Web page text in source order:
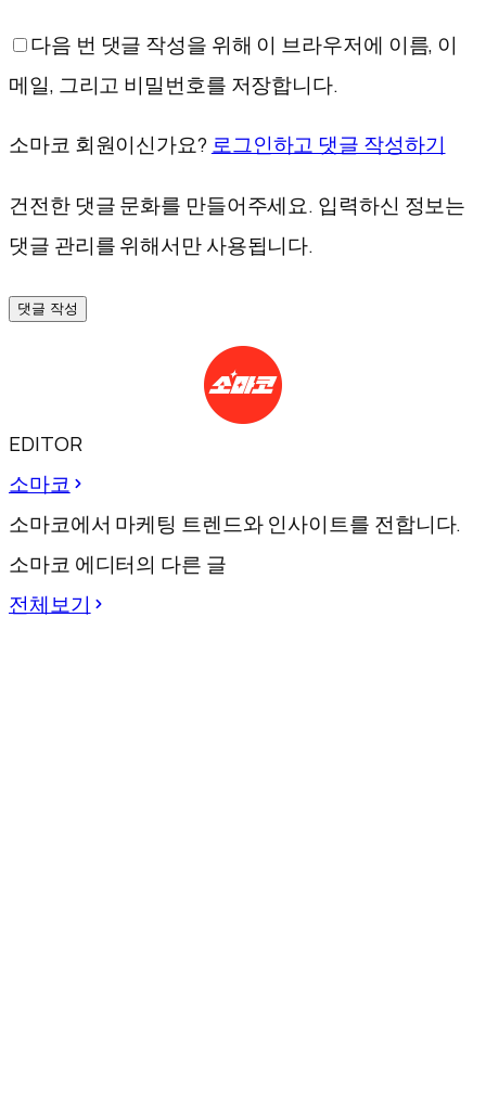
다음 번 댓글 작성을 위해 이 브라우저에 이름, 이
메일, 그리고 비밀번호를 저장합니다.
소마코 회원이신가요? 로그인하고 댓글 작성하기
건전한 댓글 문화를 만들어주세요. 입력하신 정보는
댓글 관리를 위해서만 사용됩니다.
댓글 작성
EDITOR
소마코
소마코에서 마케팅 트렌드와 인사이트를 전합니다.
소마코 에디터의 다른 글
전체보기